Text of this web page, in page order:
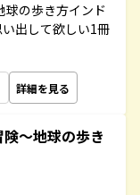
球の歩き方インド
出して欲しい1冊
詳細を見る
～地球の歩き